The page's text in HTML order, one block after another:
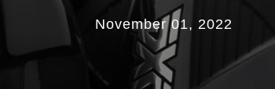
November 01, 2022